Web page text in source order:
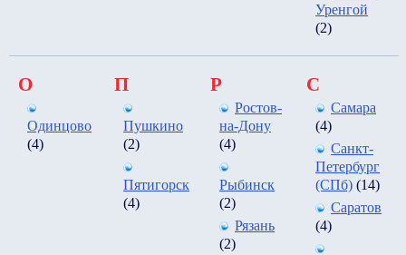
Уренгой
(2)
О
Одинцово
(4)
П
Пушкино
(2)
Пятигорск
(4)
Р
Ростов-
на-Дону
(4)
Рыбинск
(2)
Рязань
(2)
С
Самара
(4)
Санкт-
Петербург
(СПб) (14)
Саратов
(4)